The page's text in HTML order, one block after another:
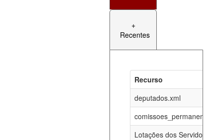
+
Recentes
Recurso
deputados.xml
Lotações dos Servidores
documento_andamento_atual.xml
07-08-